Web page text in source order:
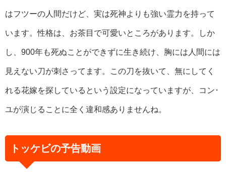
はフツーの人間だけど、実は死神よりも強い霊力を持って
います。性格は、お茶目で可愛いところがあります。しか
し、900年も死ぬことができずに生き続け、胸には人間には
見えない刀が刺さってます。この刀を抜いて、無にしてく
れる花嫁を探しているという設定になっていますが、コン･
ユが演じることに全く違和感ありませんね。
トッケビの予告動画